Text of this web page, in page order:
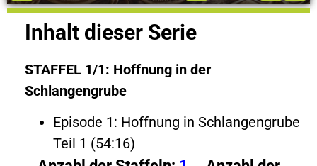
Inhalt dieser Serie
STAFFEL 1/1: Hoffnung in der
Schlangengrube
Episode 1: Hoffnung in Schlangengrube
Teil 1 (54:16)